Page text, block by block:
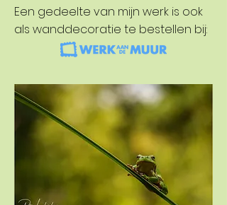
Een gedeelte van mijn werk is ook
als wanddecoratie te bestellen bij: